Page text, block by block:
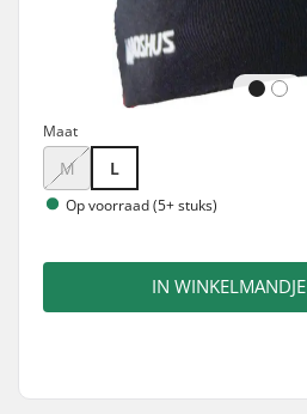
Maat
M L
Op voorraad (5+ stuks)
IN WINKELMANDJE